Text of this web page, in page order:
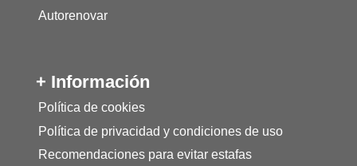
Autorenovar
+ Información
Política de cookies
Política de privacidad y condiciones de uso
Recomendaciones para evitar estafas